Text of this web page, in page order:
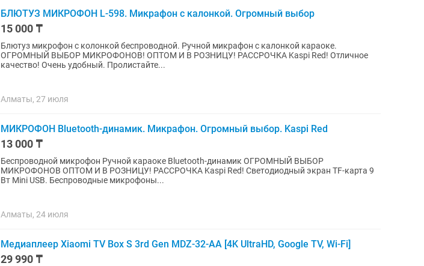
БЛЮТУЗ МИКРОФОН L-598. Микрафон с калонкой. Огромный выбор
15 000 ₸
Блютуз микрофон с колонкой беспроводной. Ручной микрафон с калонкой караоке.
ОГРОМНЫЙ ВЫБОР МИКРОФОНОВ! ОПТОМ И В РОЗНИЦУ! РАССРОЧКА Kaspi Red! Отличное
качество! Очень удобный. Пролистайте...
Алматы, 27 июля
МИКРОФОН Bluetooth-динамик. Микрафон. Огромный выбор. Kaspi Red
13 000 ₸
Беспроводной микрофон Ручной караоке Bluetooth-динамик ОГРОМНЫЙ ВЫБОР
МИКРОФОНОВ ОПТОМ И В РОЗНИЦУ! РАССРОЧКА Kaspi Red! Светодиодный экран TF-карта 9
Вт Mini USB. Беспроводные микрофоны...
Алматы, 24 июля
Медиаплеер Xiaomi TV Box S 3rd Gen MDZ-32-AA [4K UltraHD, Google TV, Wi-Fi]
29 990 ₸